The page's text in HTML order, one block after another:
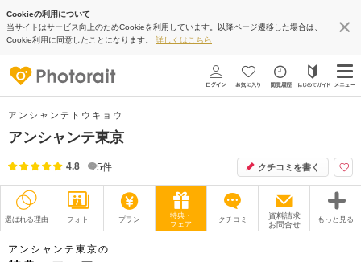
Cookieの利用について
当サイトはサービス向上のためCookieを利用しています。以降ページ遷移した場合は、
Cookie利用に同意したことになります。 詳しくはこちら
アンシャンテトウキョウ
アンシャンテ東京
4.8 5件 クチコミを書く
選ばれる理由 フォト プラン
特典・
フェア
クチコミ
資料請求
お問合せ
もっと見る
撮影レポート
アンシャンテ東京の